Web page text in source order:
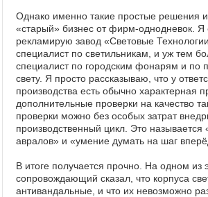
Однако именно такие простые решения
«старый» бизнес от фирм-однодневок. Я
рекламирую завод «Световые
специалист по светильникам, и уж тем
специалист по городским фонарям и
свету. Я просто рассказываю, что у
производства есть обычно характерная
дополнительные проверки на качество
проверки можно без особых затрат
производственный цикл. Это называется
авралов» и «умение думать на шаг
В итоге получается прочно. На одном из
сопровождающий сказал, что корпуса
антивандальные, и что их невозможно